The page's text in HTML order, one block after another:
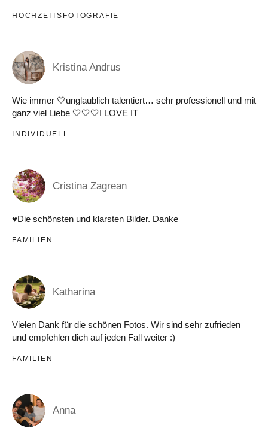
HOCHZEITSFOTOGRAFIE
Kristina Andrus
Wie immer 🤍unglaublich talentiert… sehr professionell und mit
ganz viel Liebe 🤍🤍🤍I LOVE IT
INDIVIDUELL
Cristina Zagrean
♥️Die schönsten und klarsten Bilder. Danke
FAMILIEN
Katharina
Vielen Dank für die schönen Fotos. Wir sind sehr zufrieden
und empfehlen dich auf jeden Fall weiter :)
FAMILIEN
Anna